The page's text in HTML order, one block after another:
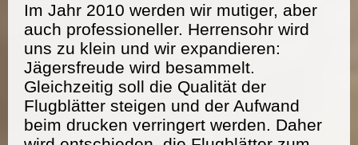
Im Jahr 2010 werden wir mutiger, aber
auch professioneller. Herrensohr wird
uns zu klein und wir expandieren:
Jägersfreude wird besammelt.
Gleichzeitig soll die Qualität der
Flugblätter steigen und der Aufwand
beim drucken verringert werden. Daher